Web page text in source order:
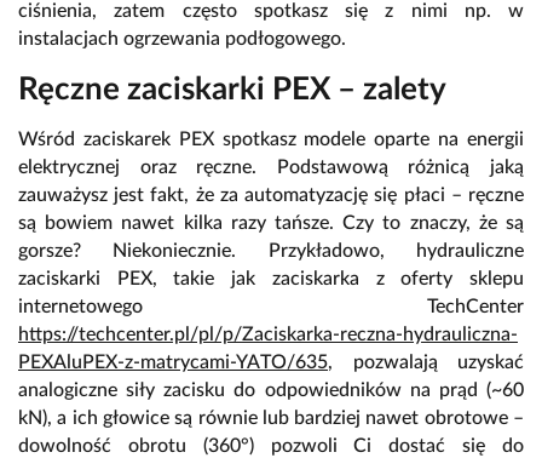
ciśnienia, zatem często spotkasz się z nimi np. w
instalacjach ogrzewania podłogowego.
Ręczne zaciskarki PEX – zalety
Wśród zaciskarek PEX spotkasz modele oparte na energii
elektrycznej oraz ręczne. Podstawową różnicą jaką
zauważysz jest fakt, że za automatyzację się płaci – ręczne
są bowiem nawet kilka razy tańsze. Czy to znaczy, że są
gorsze? Niekoniecznie. Przykładowo, hydrauliczne
zaciskarki PEX, takie jak zaciskarka z oferty sklepu
internetowego TechCenter
https://techcenter.pl/pl/p/Zaciskarka-reczna-hydrauliczna-
PEXAluPEX-z-matrycami-YATO/635, pozwalają uzyskać
analogiczne siły zacisku do odpowiedników na prąd (~60
kN), a ich głowice są równie lub bardziej nawet obrotowe –
dowolność obrotu (360°) pozwoli Ci dostać się do